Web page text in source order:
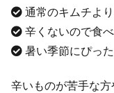
通常のキムチよ
辛くないので食
暑い季節にぴっ
辛いものが苦手な